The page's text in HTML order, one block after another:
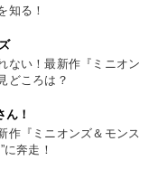
知る！
ない！最新作『ミニオン
どころは？
ん！
作『ミニオンズ＆モンス
に奔走！